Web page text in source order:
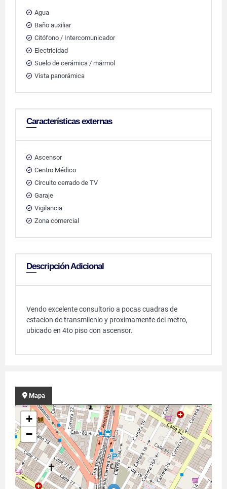
Agua
Baño auxiliar
Citófono / Intercomunicador
Electricidad
Suelo de cerámica / mármol
Vista panorámica
Características externas
Ascensor
Centro Médico
Circuito cerrado de TV
Garaje
Vigilancia
Zona comercial
Descripción Adicional
Vendo excelente consultorio a pocas cuadras de
estacion de transmilenio y proximamente del metro,
ubicado en 4to piso con ascensor.
Mapa
+
−